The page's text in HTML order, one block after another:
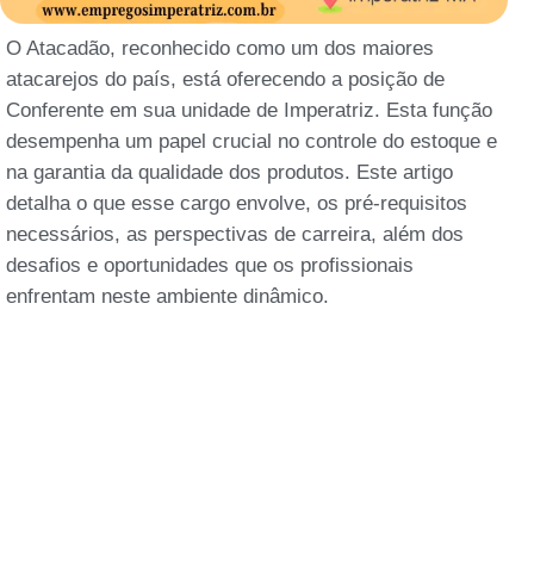
O Atacadão, reconhecido como um dos maiores
atacarejos do país, está oferecendo a posição de
Conferente em sua unidade de Imperatriz. Esta função
desempenha um papel crucial no controle do estoque e
na garantia da qualidade dos produtos. Este artigo
detalha o que esse cargo envolve, os pré-requisitos
necessários, as perspectivas de carreira, além dos
desafios e oportunidades que os profissionais
enfrentam neste ambiente dinâmico.